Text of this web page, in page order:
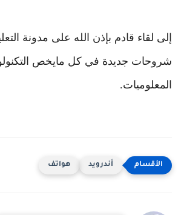
إلى لقاء قادم بإذن الله على مدونة
شروحات جديدة في كل مايخص
المعلوميات.
أندرويد هواتف